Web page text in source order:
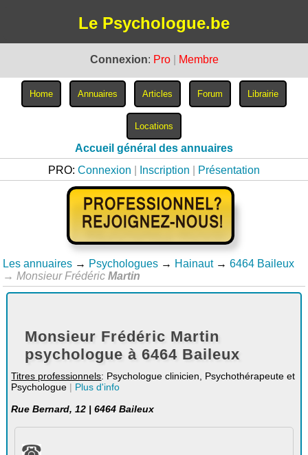
Le Psychologue.be
Connexion: Pro Membre
Accueil général des annuaires
PRO: Connexion Inscription Présentation
Les annuaires → Psychologues → Hainaut → 6464 Baileux
→ Monsieur FrédéricMartin
Monsieur Frédéric Martin
psychologue à 6464 Baileux
Titres professionnels: Psychologue clinicien, Psychothérapeute et
Psychologue | Plus d'info
Rue Bernard, 12 | 6464 Baileux